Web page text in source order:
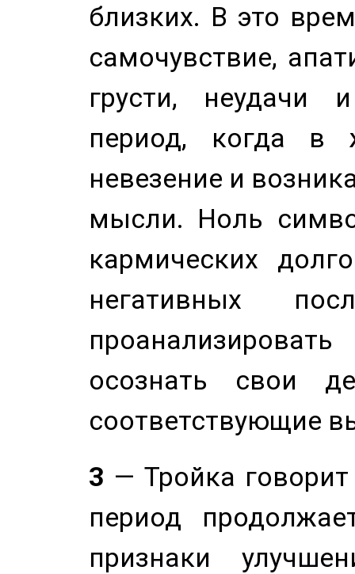
близких. В это
самочувствие,
грусти, неудачи
период, когда в
невезение и
мысли. Ноль
кармических
негативных
осознать свои
соответствующие
3 — Тройка
период
признаки